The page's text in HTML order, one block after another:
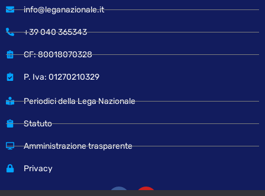
info@leganazionale.it
+39 040 365343
CF: 80018070328
P. Iva: 01270210329
Periodici della Lega Nazionale
Statuto
Amministrazione trasparente
Privacy